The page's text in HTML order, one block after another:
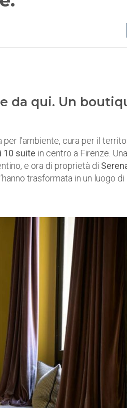
da qui. Un
l’ambiente, cura per il
10 suite in centro a Firenze.
e ora di proprietà di
trasformata in un luogo di